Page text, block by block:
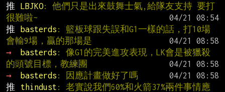
推
LBJKO: 他們只是出來鼓舞士氣,給隊友支持 要打
很難啦~
推
basterds : 籃板球跟失誤和G1一樣的話，打10場
會輸9場，贏的那場是
→
basterds : 像G1的完美進攻表現，LK會是被獵殺
的頭號目標，教練團
→
basterds : 因應計畫做好了嗎
推
thindust : 老實說我們60%和火箭37%兩件事情應